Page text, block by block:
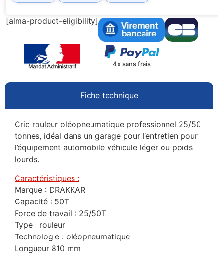
[alma-product-eligibility]
4x sans frais
Fiche technique
Cric rouleur oléopneumatique professionnel 25/50
tonnes, idéal dans un garage pour l’entretien pour
l’équipement automobile véhicule léger ou poids
lourds.
Caractéristiques :
Marque : DRAKKAR
Capacité : 50T
Force de travail : 25/50T
Type : rouleur
Technologie : oléopneumatique
Longueur 810 mm